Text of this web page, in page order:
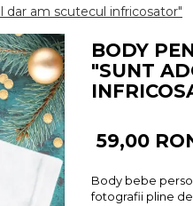
dar am scutecul infricosator"
BODY
"SUNT
59,00
Body bebe
fotografii pline de